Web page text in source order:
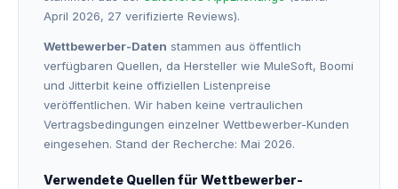
April 2026, 27 verifizierte Reviews).
Wettbewerber-Daten stammen aus öffentlich
verfügbaren Quellen, da Hersteller wie MuleSoft, Boomi
und Jitterbit keine offiziellen Listenpreise
veröffentlichen. Wir haben keine vertraulichen
Vertragsbedingungen einzelner Wettbewerber-Kunden
eingesehen. Stand der Recherche: Mai 2026.
Verwendete Quellen für Wettbewerber-